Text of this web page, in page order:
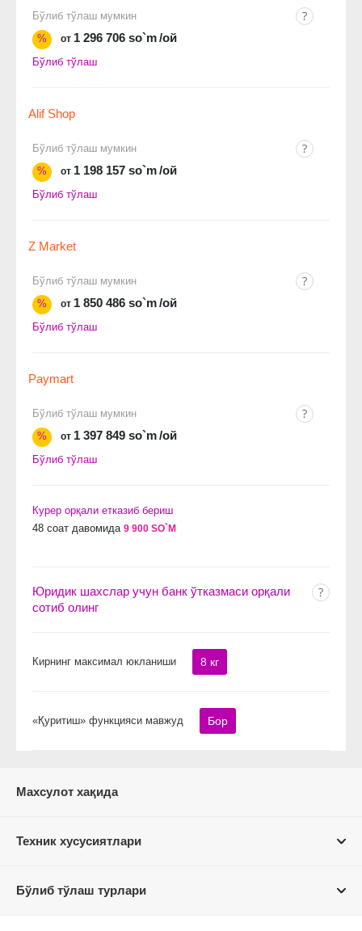
Бўлиб тўлаш мумкин
%
от 1 296 706 so`m/ой
Бўлиб тўлаш
Alif Shop
Бўлиб тўлаш мумкин
%
от 1 198 157 so`m/ой
Бўлиб тўлаш
Z Market
Бўлиб тўлаш мумкин
%
от 1 850 486 so`m/ой
Бўлиб тўлаш
Paymart
Бўлиб тўлаш мумкин
%
от 1 397 849 so`m/ой
Бўлиб тўлаш
Курер орқали етказиб бериш
48 соат давомида 9 900 SO`M
Юридик шахслар учун банк ўтказмаси орқали
сотиб олинг
Кирнинг максимал юкланиши 8 кг
«Қуритиш» функцияси мавжуд Бор
Махсулот хақида
Техник хусусиятлари
Бўлиб тўлаш турлари